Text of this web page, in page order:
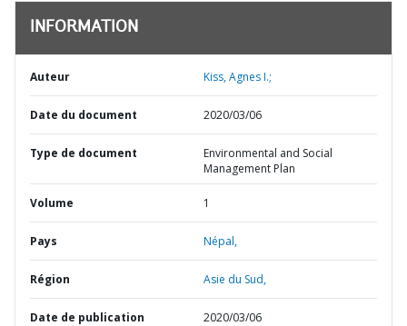
INFORMATION
Auteur Kiss, Agnes I.;
Date du document 2020/03/06
Type de document
Environmental and Social
Management Plan
Volume 1
Pays Népal,
Région Asie du Sud,
Date de publication 2020/03/06